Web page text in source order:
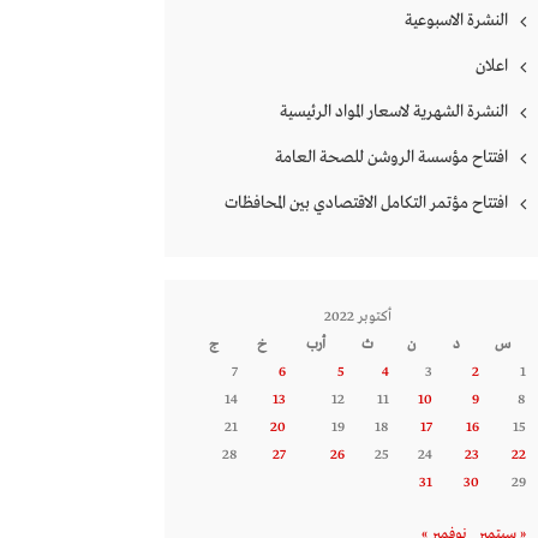
النشرة الاسبوعية
اعلان
النشرة الشهرية لاسعار المواد الرئيسية
افتتاح مؤسسة الروشن للصحة العامة
افتتاح مؤتمر التكامل الاقتصادي بين المحافظات
أكتوبر 2022
س
د ن ث أرب خ
ج
1
2
3
4
5
6
7
8
9
10
11
12
13
14
15
16
17
18
19
20
21
22
23
24
25
26
27
28
29
30
31
« سبتمبر نوفمبر »